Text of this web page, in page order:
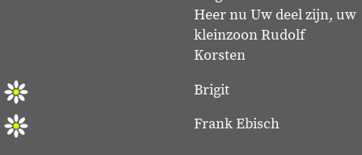
Heer nu Uw deel zijn, uw
kleinzoon Rudolf
Korsten
Brigit
Frank Ebisch